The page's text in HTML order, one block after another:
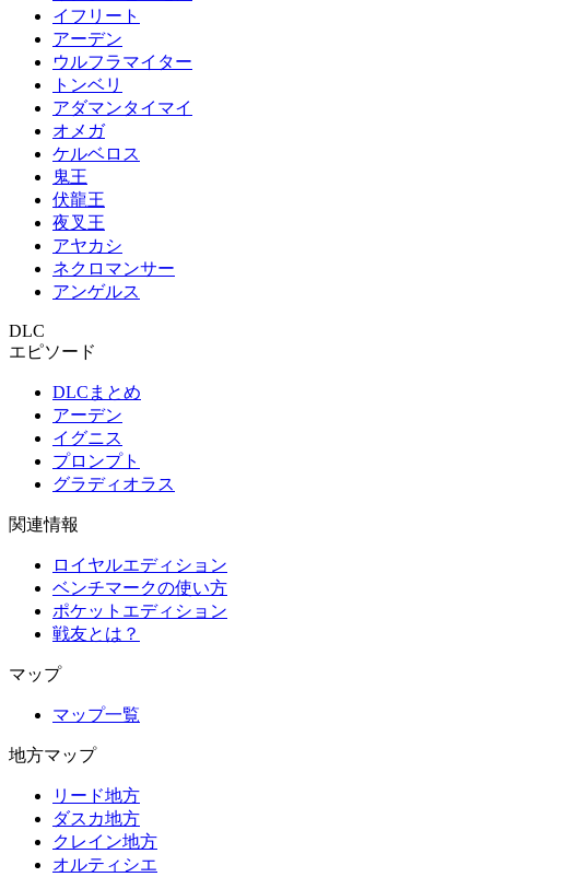
イフリート
アーデン
ウルフラマイター
トンベリ
アダマンタイマイ
オメガ
ケルベロス
鬼王
伏龍王
夜叉王
アヤカシ
ネクロマンサー
アンゲルス
DLC
エピソード
DLCまとめ
アーデン
イグニス
プロンプト
グラディオラス
関連情報
ロイヤルエディション
ベンチマークの使い方
ポケットエディション
戦友とは？
マップ
マップ一覧
地方マップ
リード地方
ダスカ地方
クレイン地方
オルティシエ